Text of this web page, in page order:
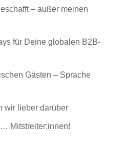
– außer meinen
für Deine globalen B2B-
Gästen – Sprache
wir lieber darüber
… Mitstreiter:innen!